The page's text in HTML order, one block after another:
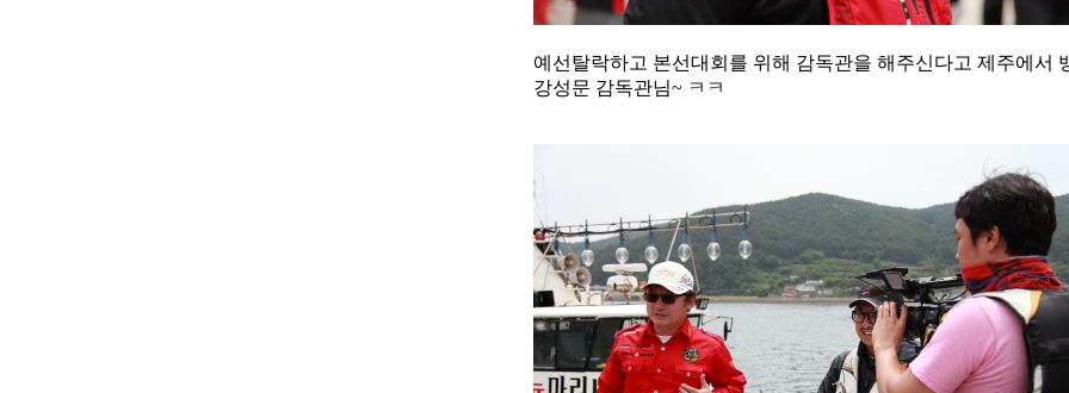
예선탈락하고 본선대회를 위해 감독관을 해주신다고 제주에서
강성문 감독관님~ ㅋㅋ